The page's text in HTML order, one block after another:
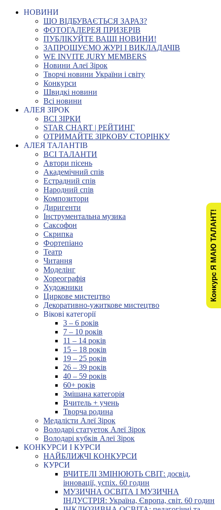
НОВИНИ
ЩО ВІДБУВАЄТЬСЯ ЗАРАЗ?
ФОТОГАЛЕРЕЯ ПРИЗЕРІВ
ПУБЛІКУЙТЕ ВАШІ НОВИНИ!
ЗАПРОШУЄМО ЖУРІ І ВИКЛАДАЧІВ
WE INVITE JURY MEMBERS
Новини Алеї Зірок
Творчі новини України і світу
Конкурси
Швидкі новини
Всі новини
АЛЕЯ ЗІРОК
ВСІ ЗІРКИ
STAR CHART | РЕЙТИНГ
ОТРИМАЙТЕ ЗІРКОВУ СТОРІНКУ
АЛЕЯ ТАЛАНТІВ
ВСІ ТАЛАНТИ
Автори пісень
Академічний спів
Естрадний спів
Народний спів
Композитори
Диригенти
Інструментальна музика
Саксофон
Скрипка
Фортепіано
Театр
Читання
Моделінг
Хореографія
Художники
Циркове мистецтво
Декоративно-ужиткове мистецтво
Вікові категорії
3 – 6 років
7 – 10 років
11 – 14 років
15 – 18 років
19 – 25 років
26 – 39 років
40 – 59 років
60+ років
Змішана категорія
Вчитель + учень
Творча родина
Медалісти Алеї Зірок
Володарі статуеток Алеї Зірок
Володарі кубків Алеї Зірок
КОНКУРСИ І КУРСИ
НАЙБЛИЖЧІ КОНКУРСИ
КУРСИ
ВЧИТЕЛІ ЗМІНЮЮТЬ СВІТ: досвід,
інновації, успіх. 60 годин
МУЗИЧНА ОСВІТА І МУЗИЧНА
ІНДУСТРІЯ: Україна, Європа, світ. 60 годин
Конкурс Я МАЮ ТАЛАНТ!